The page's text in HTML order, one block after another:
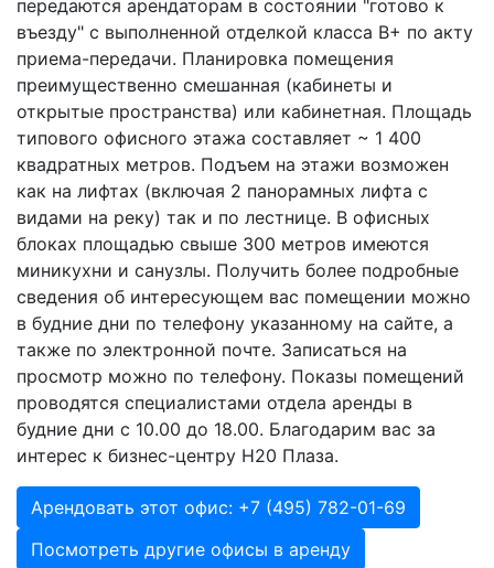
передаются арендаторам в состоянии "готово к
въезду" с выполненной отделкой класса В+ по акту
приема-передачи. Планировка помещения
преимущественно смешанная (кабинеты и
открытые пространства) или кабинетная. Площадь
типового офисного этажа составляет ~ 1 400
квадратных метров. Подъем на этажи возможен
как на лифтах (включая 2 панорамных лифта с
видами на реку) так и по лестнице. В офисных
блоках площадью свыше 300 метров имеются
миникухни и санузлы. Получить более подробные
сведения об интересующем вас помещении можно
в будние дни по телефону указанному на сайте, а
также по электронной почте. Записаться на
просмотр можно по телефону. Показы помещений
проводятся специалистами отдела аренды в
будние дни с 10.00 до 18.00. Благодарим вас за
интерес к бизнес-центру H20 Плаза.
Арендовать этот офис: +7 (495) 782-01-69
Посмотреть другие офисы в аренду